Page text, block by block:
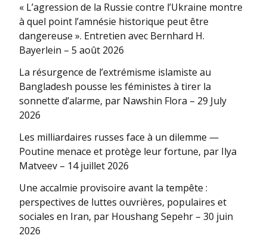
« L’agression de la Russie contre l’Ukraine montre
à quel point l’amnésie historique peut être
dangereuse ». Entretien avec Bernhard H.
Bayerlein – 5 août 2026
La résurgence de l’extrémisme islamiste au
Bangladesh pousse les féministes à tirer la
sonnette d’alarme, par Nawshin Flora – 29 July
2026
Les milliardaires russes face à un dilemme —
Poutine menace et protège leur fortune, par Ilya
Matveev – 14 juillet 2026
Une accalmie provisoire avant la tempête :
perspectives de luttes ouvrières, populaires et
sociales en Iran, par Houshang Sepehr – 30 juin
2026